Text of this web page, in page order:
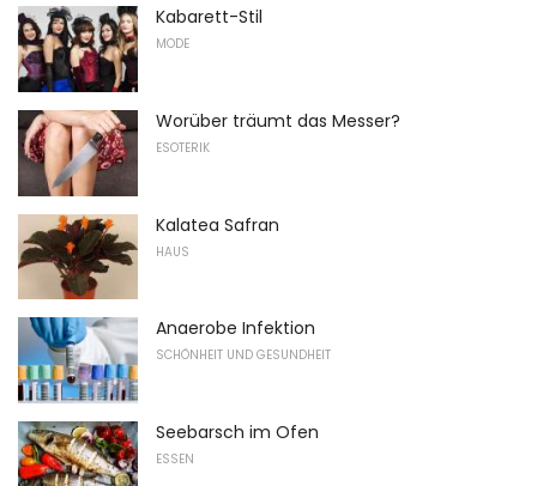
Kabarett-Stil
MODE
Worüber träumt das Messer?
ESOTERIK
Kalatea Safran
HAUS
Anaerobe Infektion
SCHÖNHEIT UND GESUNDHEIT
Seebarsch im Ofen
ESSEN